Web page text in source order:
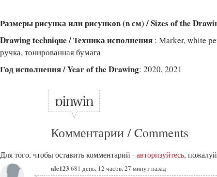
Размеры рисунка или рисунков (в см) / Sizes of the
Drawing technique / Техника исполнения : Мarker, white
ручка, тонированная бумага
Год исполнения / Year of the Drawing: 2020, 2021
Комментарии / Comments
Для того, чтобы оставить комментарий - авторизуйтесь,
ale123 681 день, 12 часов, 27 минут назад